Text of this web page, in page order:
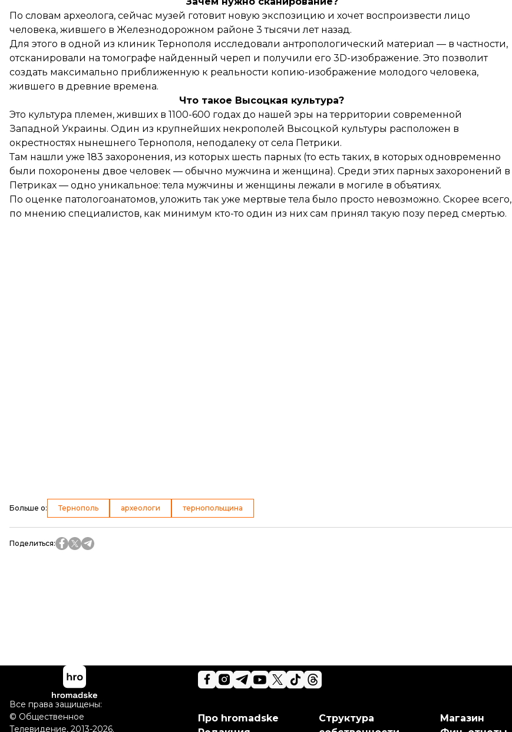
По словам археолога, сейчас музей готовит новую экспозицию и хочет воспроизвести лицо
человека, жившего в Железнодорожном районе 3 тысячи лет назад.
Для этого в одной из клиник Тернополя исследовали антропологический материал — в частности,
отсканировали на томографе найденный череп и получили его 3D-изображение. Это позволит
создать максимально приближенную к реальности копию-изображение молодого человека,
жившего в древние времена.
Что такое Высоцкая культура?
Это культура племен, живших в 1100-600 годах до нашей эры на территории современной
Западной Украины. Один из крупнейших некрополей Высоцкой культуры расположен в
окрестностях нынешнего Тернополя, неподалеку от села Петрики.
Там нашли уже 183 захоронения, из которых шесть парных (то есть таких, в которых одновременно
были похоронены двое человек — обычно мужчина и женщина). Среди этих парных захоронений в
Петриках — одно уникальное: тела мужчины и женщины лежали в могиле в объятиях.
По оценке патологоанатомов, уложить так уже мертвые тела было просто невозможно. Скорее всего,
по мнению специалистов, как минимум кто-то один из них сам принял такую позу перед смертью.
Больше о: Тернополь археологи тернопольщина
Поделиться:
Про hromadske
Структура
Магазин
Все права защищены:
© Общественное
Телевидение, 2013-2026.